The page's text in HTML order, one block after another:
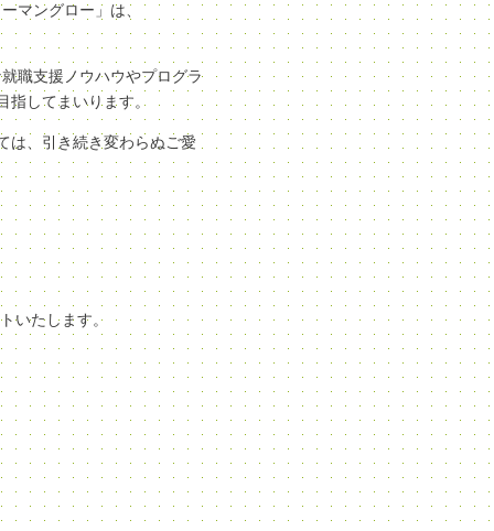
マングロー」は、
職支援ノウハウやプログラ
指してまいります。
は、引き続き変わらぬご愛
いたします。